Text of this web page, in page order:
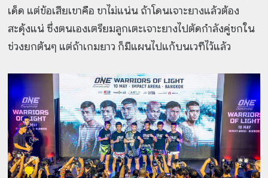
เด็ด แต่ข้อเสียเขาคือ ขาไม่แน่น ถ้าโดนเจาะยางแล้วต้อง
สะดุ้งแน่ ซึ่งตนเองเตรียมลูกเตะเจาะยางไปตัดกำลังคู่ชกใน
ช่วงยกต้นๆ แต่ถ้าเกมยาว ก็มีแผนไปแก้บนเวทีไว้แล้ว